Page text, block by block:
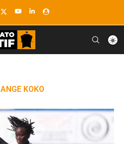
ANGE KOKO